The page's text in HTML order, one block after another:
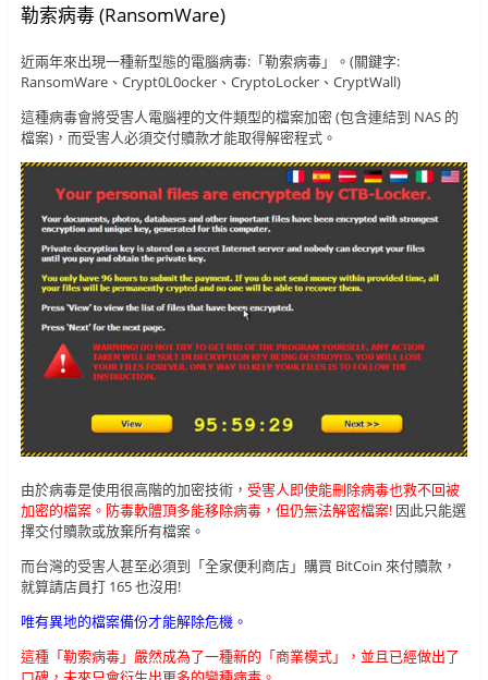
勒索病毒 (RansomWare)
近兩年來出現一種新型態的電腦病毒:「勒索病毒」。(關鍵字:
RansomWare、Crypt0L0ocker、CryptoLocker、CryptWall)
這種病毒會將受害人電腦裡的文件類型的檔案加密 (包含連結到 NAS 的
檔案)，而受害人必須交付贖款才能取得解密程式。
由於病毒是使用很高階的加密技術， 受害人即使能刪除病毒也救不回被
加密的檔案。防毒軟體頂多能移除病毒，但仍無法解密檔案!因此只能選
擇交付贖款或放棄所有檔案。
而台灣的受害人甚至必須到「全家便利商店」購買 BitCoin 來付贖款，
就算請店員打 165 也沒用!
唯有異地的檔案備份才能解除危機。
這種「勒索病毒」嚴然成為了一種新的「商業模式」，並且已經做出了